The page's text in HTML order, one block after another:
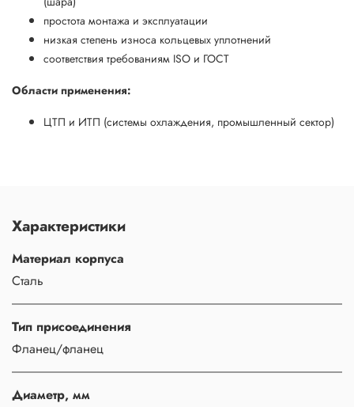
простота монтажа и эксплуатации
низкая степень износа кольцевых уплотнений
соответствия требованиям ISO и ГОСТ
Области применения:
ЦТП и ИТП (системы охлаждения, промышленный сектор)
Характеристики
Материал корпуса
Сталь
Тип присоединения
Фланец/фланец
Диаметр, мм